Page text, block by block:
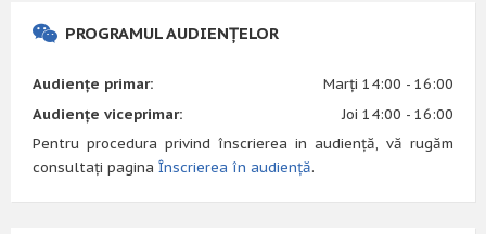
PROGRAMUL AUDIENȚELOR
Audiențe primar:
Marți 14:00 - 16:00
Audiențe viceprimar:
Joi 14:00 - 16:00
Pentru procedura privind înscrierea in audiență, vă rugăm
consultați pagina Înscrierea în audiență.